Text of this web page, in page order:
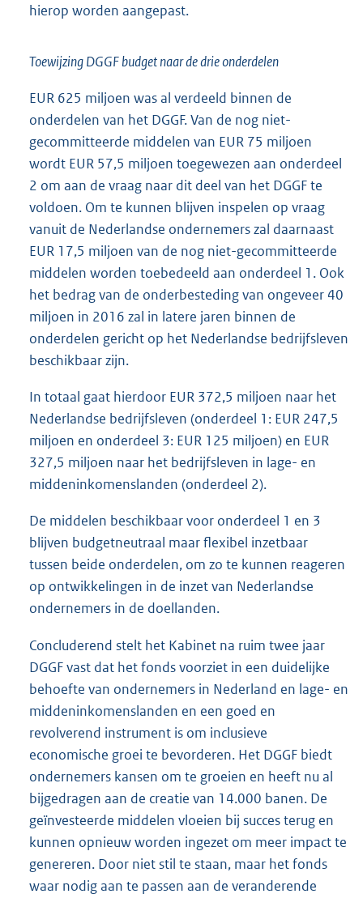
hierop worden aangepast.
Toewijzing DGGF budget naar de drie onderdelen
EUR 625 miljoen was al verdeeld binnen de
onderdelen van het DGGF. Van de nog niet-
gecommitteerde middelen van EUR 75 miljoen
wordt EUR 57,5 miljoen toegewezen aan onderdeel
2 om aan de vraag naar dit deel van het DGGF te
voldoen. Om te kunnen blijven inspelen op vraag
vanuit de Nederlandse ondernemers zal daarnaast
EUR 17,5 miljoen van de nog niet-gecommitteerde
middelen worden toebedeeld aan onderdeel 1. Ook
het bedrag van de onderbesteding van ongeveer 40
miljoen in 2016 zal in latere jaren binnen de
onderdelen gericht op het Nederlandse bedrijfsleven
beschikbaar zijn.
In totaal gaat hierdoor EUR 372,5 miljoen naar het
Nederlandse bedrijfsleven (onderdeel 1: EUR 247,5
miljoen en onderdeel 3: EUR 125 miljoen) en EUR
327,5 miljoen naar het bedrijfsleven in lage- en
middeninkomenslanden (onderdeel 2).
De middelen beschikbaar voor onderdeel 1 en 3
blijven budgetneutraal maar flexibel inzetbaar
tussen beide onderdelen, om zo te kunnen reageren
op ontwikkelingen in de inzet van Nederlandse
ondernemers in de doellanden.
Concluderend stelt het Kabinet na ruim twee jaar
DGGF vast dat het fonds voorziet in een duidelijke
behoefte van ondernemers in Nederland en lage- en
middeninkomenslanden en een goed en
revolverend instrument is om inclusieve
economische groei te bevorderen. Het DGGF biedt
ondernemers kansen om te groeien en heeft nu al
bijgedragen aan de creatie van 14.000 banen. De
geïnvesteerde middelen vloeien bij succes terug en
kunnen opnieuw worden ingezet om meer impact te
genereren. Door niet stil te staan, maar het fonds
waar nodig aan te passen aan de veranderende